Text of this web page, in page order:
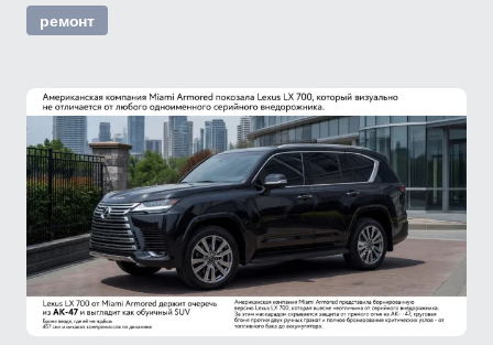
ремонт